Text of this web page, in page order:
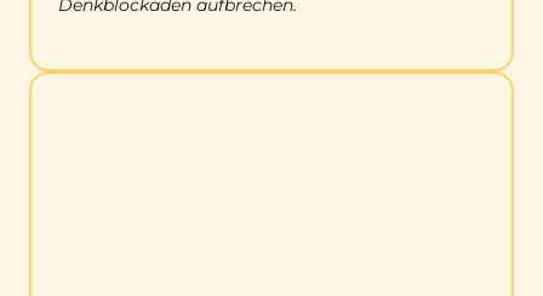
Denkblockaden aufbrechen.